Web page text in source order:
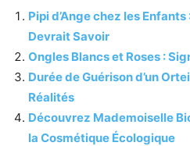
Pipi d’Ange chez les
Devrait Savoir
Ongles Blancs et Roses :
Durée de Guérison d’un
Réalités
Découvrez Mademoiselle
la Cosmétique Écologique